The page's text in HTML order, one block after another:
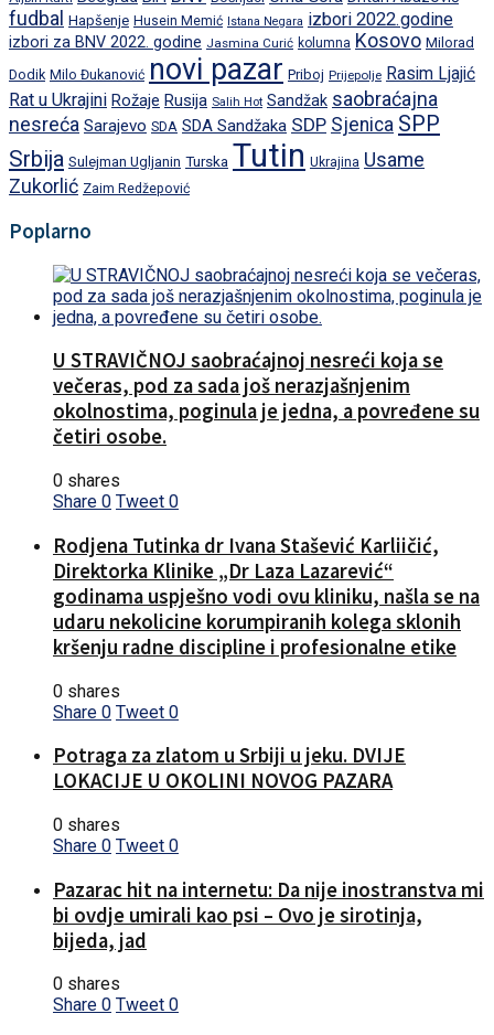
fudbal Hapšenje Husein Memić Istana Negara izbori 2022.godine
izbori za BNV 2022. godine Jasmina Curić kolumna Kosovo Milorad
Dodik Milo Đukanović novi pazar Priboj Prijepolje Rasim Ljajić
Rat u Ukrajini Rožaje Rusija Salih Hot Sandžak saobraćajna
nesreća Sarajevo SDA SDA Sandžaka SDP Sjenica SPP
Srbija Sulejman Ugljanin Turska Tutin Ukrajina Usame
Zukorlić Zaim Redžepović
Poplarno
U STRAVIČNOJ saobraćajnoj nesreći koja se
večeras, pod za sada još nerazjašnjenim
okolnostima, poginula je jedna, a povređene su
četiri osobe.
0 shares
Share 0 Tweet 0
Rodjena Tutinka dr Ivana Stašević Karliičić,
Direktorka Klinike „Dr Laza Lazarević“
godinama uspješno vodi ovu kliniku, našla se na
udaru nekolicine korumpiranih kolega sklonih
kršenju radne discipline i profesionalne etike
0 shares
Share 0 Tweet 0
Potraga za zlatom u Srbiji u jeku. DVIJE
LOKACIJE U OKOLINI NOVOG PAZARA
0 shares
Share 0 Tweet 0
Pazarac hit na internetu: Da nije inostranstva mi
bi ovdje umirali kao psi – Ovo je sirotinja,
bijeda, jad
0 shares
Share 0 Tweet 0